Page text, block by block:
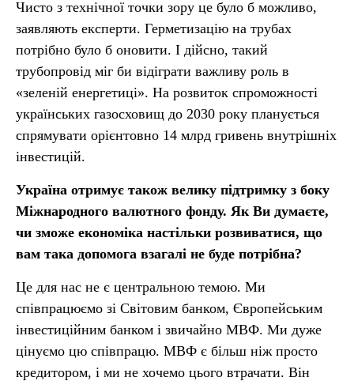
Чисто з технічної точки зору це було б можливо,
заявляють експерти. Герметизацію на трубах
потрібно було б оновити. І дійсно, такий
трубопровід міг би відіграти важливу роль в
«зеленій енергетиці». На розвиток спроможності
українських газосховищ до 2030 року планується
спрямувати орієнтовно 14 млрд гривень внутрішніх
інвестицій.
Україна отримує також велику підтримку з боку
Міжнародного валютного фонду. Як Ви думаєте,
чи зможе економіка настільки розвиватися, що
вам така допомога взагалі не буде потрібна?
Це для нас не є центральною темою. Ми
співпрацюємо зі Світовим банком, Європейським
інвестиційним банком і звичайно МВФ. Ми дуже
цінуємо цю співпрацю. МВФ є більш ніж просто
кредитором, і ми не хочемо цього втрачати. Він